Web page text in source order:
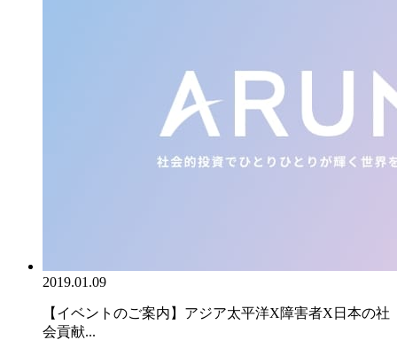
2019.01.09
【イベントのご案内】アジア太平洋X障害者X日本の社
会貢献...